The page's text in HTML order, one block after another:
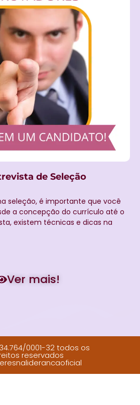
de Seleção
seleção, é importante que você
a concepção do currículo até o
existem técnicas e dicas na
Ver mais!
0001-32 todos os
reservados